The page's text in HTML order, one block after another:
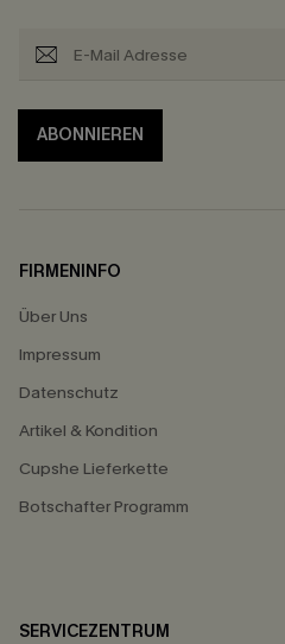
ABONNIEREN
FIRMENINFO
Über Uns
Impressum
Datenschutz
Artikel & Kondition
Cupshe Lieferkette
Botschafter Programm
SERVICEZENTRUM